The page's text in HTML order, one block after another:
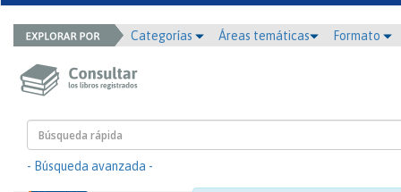
Categorías Áreas temáticas Formato
- Búsqueda avanzada -